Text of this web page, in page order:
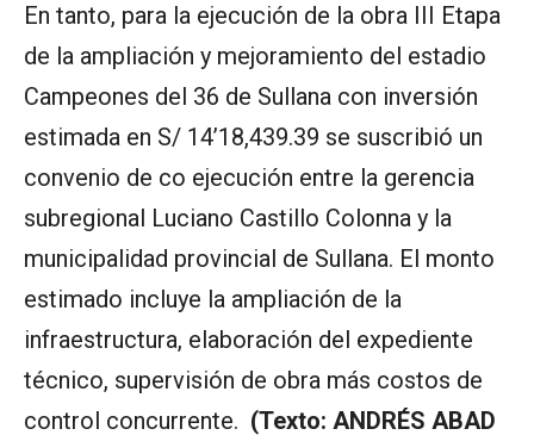
En tanto, para la ejecución de la obra III Etapa
de la ampliación y mejoramiento del estadio
Campeones del 36 de Sullana con inversión
estimada en S/ 14’18,439.39 se suscribió un
convenio de co ejecución entre la gerencia
subregional Luciano Castillo Colonna y la
municipalidad provincial de Sullana. El monto
estimado incluye la ampliación de la
infraestructura, elaboración del expediente
técnico, supervisión de obra más costos de
control concurrente. (Texto: ANDRÉS ABAD